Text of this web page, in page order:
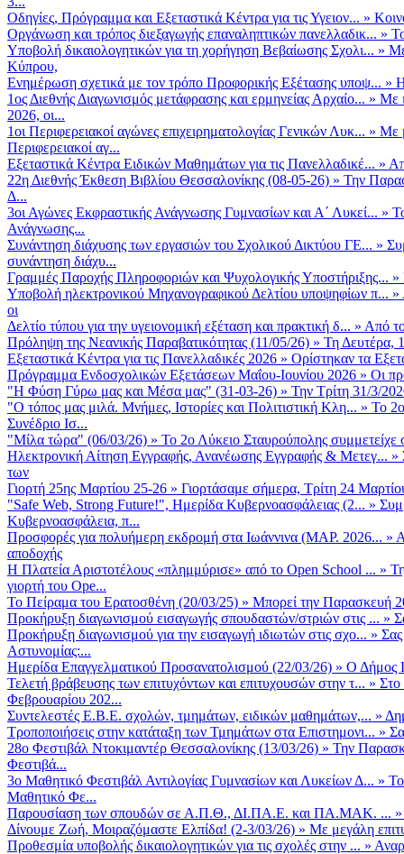
Οδηγίες, Πρόγραμμα και Εξεταστικά Κέντρα για τις Υγειον... »
Οργάνωση και τρόπος διεξαγωγής επαναληπτικών πανελλαδικ... »
Υποβολή δικαιολογητικών για τη χορήγηση Βεβαίωσης Σχολι... »
Κύπρου,
Ενημέρωση σχετικά με τον τρόπο Προφορικής Εξέτασης υποψ... »
1ος Διεθνής Διαγωνισμός μετάφρασης και ερμηνείας Αρχαίο... » Με
2026, οι...
1οι Περιφερειακοί αγώνες επιχειρηματολογίας Γενικών Λυκ... » Με
Περιφερειακοί αγ...
Εξεταστικά Κέντρα Ειδικών Μαθημάτων για τις Πανελλαδικέ... »
22η Διεθνής Έκθεση Βιβλίου Θεσσαλονίκης (08-05-26) » Την
Δ...
3οι Αγώνες Εκφραστικής Ανάγνωσης Γυμνασίων και Α΄ Λυκεί... »
Ανάγνωσης...
Συνάντηση διάχυσης των εργασιών του Σχολικού Δικτύου ΓΕ... »
συνάντηση διάχυ...
Γραμμές Παροχής Πληροφοριών και Ψυχολογικής Υποστήριξης... »
Υποβολή ηλεκτρονικού Μηχανογραφικού Δελτίου υποψηφίων π... »
οι
Δελτίο τύπου για την υγειονομική εξέταση και πρακτική δ... » Από
Πρόληψη της Νεανικής Παραβατικότητας (11/05/26) » Τη Δευτέρα,
Εξεταστικά Κέντρα για τις Πανελλαδικές 2026 » Ορίστηκαν τα
Πρόγραμμα Ενδοσχολικών Εξετάσεων Μαΐου-Ιουνίου 2026 » Οι
"Η Φύση Γύρω μας και Μέσα μας" (31-03-26) » Την Τρίτη 31/3/
"Ο τόπος μας μιλά. Μνήμες, Ιστορίες και Πολιτιστική Κλη... » Το
Συνέδριο Ισ...
"Μίλα τώρα" (06/03/26) » Το 2ο Λύκειο Σταυρούπολης
Ηλεκτρονική Αίτηση Εγγραφής, Ανανέωσης Εγγραφής & Μετεγ... »
των
Γιορτή 25ης Μαρτίου 25-26 » Γιορτάσαμε σήμερα, Τρίτη 24
"Safe Web, Strong Future!", Ημερίδα Κυβερνοασφάλειας (2... »
Κυβερνοασφάλεια, π...
Προσφορές για πολυήμερη εκδρομή στα Ιωάννινα (ΜΑΡ. 2026... »
αποδοχής
Η Πλατεία Αριστοτέλους «πλημμύρισε» από το Open School ... »
γιορτή του Ope...
Το Πείραμα του Ερατοσθένη (20/03/25) » Μπορεί την Παρασκευή
Προκήρυξη διαγωνισμού εισαγωγής σπουδαστών/στριών στις ... »
Προκήρυξη διαγωνισμού για την εισαγωγή ιδιωτών στις σχο... » Σας
Αστυνομίας:...
Ημερίδα Επαγγελματικού Προσανατολισμού (22/03/26) » Ο Δήμος
Τελετή βράβευσης των επιτυχόντων και επιτυχουσών στην τ... » Στο
Φεβρουαρίου 202...
Συντελεστές Ε.Β.Ε. σχολών, τμημάτων, ειδικών μαθημάτων,... »
Τροποποιήσεις στην κατάταξη των Τμημάτων στα Επιστημονι... »
28ο Φεστιβάλ Ντοκιμαντέρ Θεσσαλονίκης (13/03/26) » Την
Φεστιβά...
3ο Μαθητικό Φεστιβάλ Αντιλογίας Γυμνασίων και Λυκείων Δ... »
Μαθητικό Φε...
Παρουσίαση των σπουδών σε Α.Π.Θ., ΔΙ.ΠΑ.Ε. και ΠΑ.ΜΑΚ. ...
Δίνουμε Ζωή, Μοιραζόμαστε Ελπίδα! (2-3/03/26) » Με μεγάλη
Προθεσμία υποβολής δικαιολογητικών για τις σχολές στην ... »